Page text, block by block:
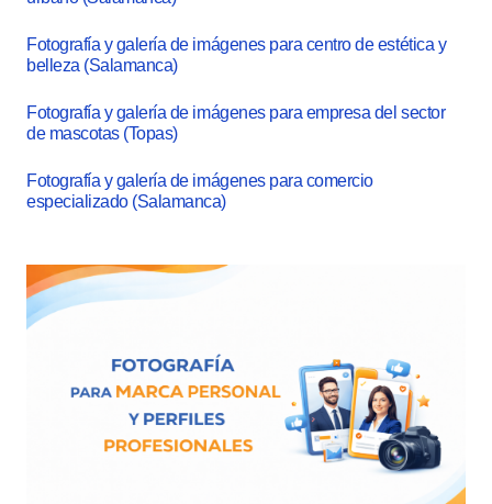
Fotografía y galería de imágenes para centro de estética y
belleza (Salamanca)
Fotografía y galería de imágenes para empresa del sector
de mascotas (Topas)
Fotografía y galería de imágenes para comercio
especializado (Salamanca)